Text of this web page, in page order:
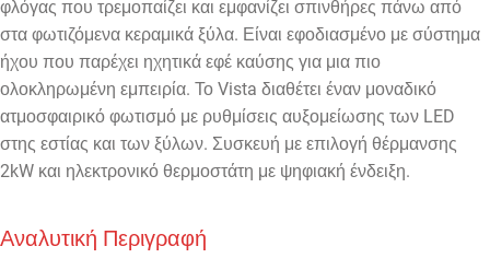
φλόγας που τρεμοπαίζει και εμφανίζει σπινθήρες πάνω από
στα φωτιζόμενα κεραμικά ξύλα. Είναι εφοδιασμένο με σύστημα
ήχου που παρέχει ηχητικά εφέ καύσης για μια πιο
ολοκληρωμένη εμπειρία. Το Vista διαθέτει έναν μοναδικό
ατμοσφαιρικό φωτισμό με ρυθμίσεις αυξομείωσης των LED
στης εστίας και των ξύλων. Συσκευή με επιλογή θέρμανσης
2kW και ηλεκτρονικό θερμοστάτη με ψηφιακή ένδειξη.
Αναλυτική Περιγραφή